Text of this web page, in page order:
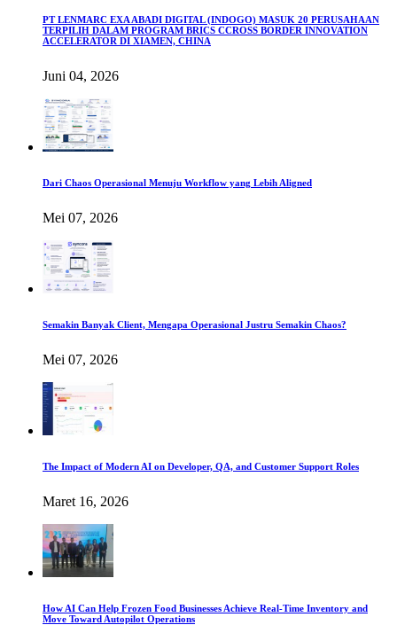
PT LENMARC EXA ABADI DIGITAL (INDOGO) MASUK 20 PERUSAHAAN
TERPILIH DALAM PROGRAM BRICS CCROSS BORDER INNOVATION
ACCELERATOR DI XIAMEN, CHINA
Juni 04, 2026
Dari Chaos Operasional Menuju Workflow yang Lebih Aligned
Mei 07, 2026
Semakin Banyak Client, Mengapa Operasional Justru Semakin Chaos?
Mei 07, 2026
The Impact of Modern AI on Developer, QA, and Customer Support Roles
Maret 16, 2026
How AI Can Help Frozen Food Businesses Achieve Real-Time Inventory and
Move Toward Autopilot Operations